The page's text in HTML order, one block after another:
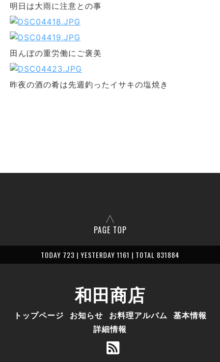
明日は大雨に注意との事
田んぼの重労働にご褒美
昨夜の酒の肴は先週釣ったイサキの塩焼き
PAGE TOP
TODAY 723 | YESTERDAY 1161 | TOTAL 831884
和田商店
トップページ お知らせ お料理アルバム 基本情報
詳細情報